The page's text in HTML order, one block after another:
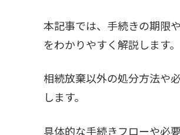
本記事では、手続きの期限
をわかりやすく解説します。
相続放棄以外の処分方法や
します。
具体的な手続きフローや必